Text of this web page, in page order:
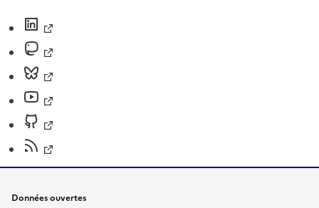
Données ouvertes